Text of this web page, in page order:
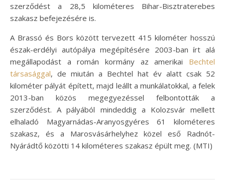
szerződést a 28,5 kilométeres Bihar-Bisztraterebes
szakasz befejezésére is.
A Brassó és Bors között tervezett 415 kilométer hosszú
észak-erdélyi autópálya megépítésére 2003-ban írt alá
megállapodást a román kormány az amerikai Bechtel
társasággal, de miután a Bechtel hat év alatt csak 52
kilométer pályát épített, majd leállt a munkálatokkal, a felek
2013-ban közös megegyezéssel felbontották a
szerződést. A pályából mindeddig a Kolozsvár mellett
elhaladó Magyarnádas-Aranyosgyéres 61 kilométeres
szakasz, és a Marosvásárhelyhez közel eső Radnót-
Nyárádtő közötti 14 kilométeres szakasz épült meg. (MTI)